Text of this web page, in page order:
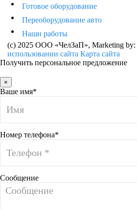
Готовое оборудование
Переоборудование авто
Наши работы
(c) 2025 ООО «ЧелЗаП», Marketing by:
использовании сайта Карта сайта
Получить персональное предложение
×
Ваше имя*
Номер телефона*
Сообщение